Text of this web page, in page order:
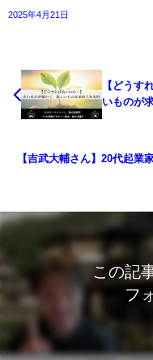
2025年4月21日
【どうす
いものが
【吉武大輔さん】20代起業
この記
フ